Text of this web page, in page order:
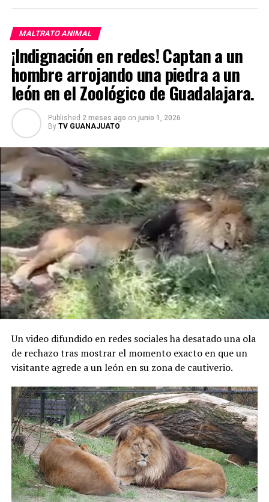
clínica Capital Vet, donde ya fue valorada y atendida por
el equipo médico. A pesar de la gravedad de sus lesiones,
los especialistas señalan que tiene posibilidades
favorables de recuperación con los cuidados necesarios.
MALTRATO ANIMAL
¡Indignación en redes! Captan a un
hombre arrojando una piedra a un
león en el Zoológico de Guadalajara.
Published 2 meses ago on junio 1, 2026
By TV GUANAJUATO
Un video difundido en redes sociales ha desatado una ola
de rechazo tras mostrar el momento exacto en que un
visitante agrede a un león en su zona de cautiverio.